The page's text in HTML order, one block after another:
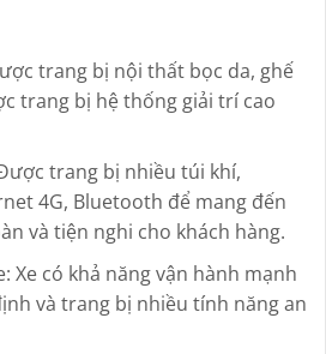
trang bị nội thất bọc da, ghế
trang bị hệ thống giải trí cao
trang bị nhiều túi khí,
4G, Bluetooth để mang đến
và tiện nghi cho khách hàng.
Xe có khả năng vận hành mạnh
và trang bị nhiều tính năng an